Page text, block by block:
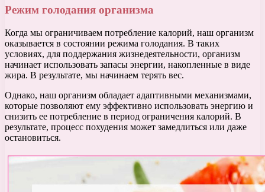
Режим голодания организма
Когда мы ограничиваем потребление калорий, наш организм
оказывается в состоянии режима голодания. В таких
условиях, для поддержания жизнедеятельности, организм
начинает использовать запасы энергии, накопленные в виде
жира. В результате, мы начинаем терять вес.
Однако, наш организм обладает адаптивными механизмами,
которые позволяют ему эффективно использовать энергию и
снизить ее потребление в период ограничения калорий. В
результате, процесс похудения может замедлиться или даже
остановиться.